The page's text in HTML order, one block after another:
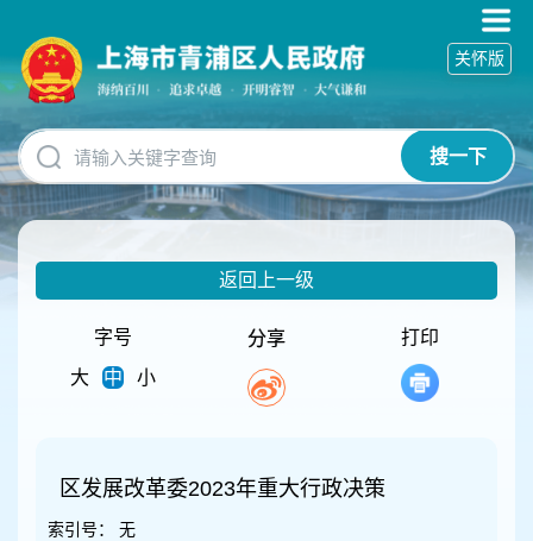
碍
操
明
跳
转
到
网
搜一下
关怀版
返回上一级
字号
大
中 小
分享 打印
区发展改革委2023年重大行政决策
索引号： 无